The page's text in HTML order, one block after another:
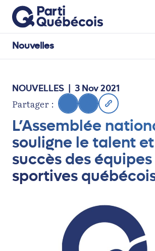
Nouvelles
NOUVELLES | 3 Nov 2021
Partager :
L’Assemblée
souligne le talent
succès des équipes
sportives